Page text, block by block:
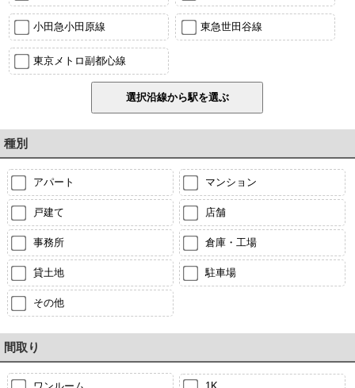
小田急小田原線 東急世田谷線
東京メトロ副都心線
種別
アパート マンション
戸建て 店舗
事務所 倉庫・工場
貸土地 駐車場
その他
間取り
ワンルーム 1K